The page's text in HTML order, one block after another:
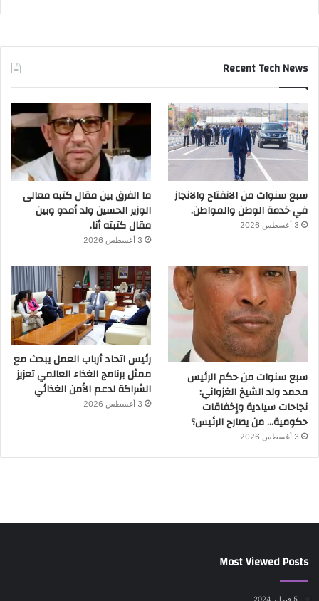
Recent Tech News
سبع سنوات من الانفتاح والانجاز
في خدمة الوطن والمواطن.
3 أغسطس 2026
ما الفرق بين مقال كتبه معالى
الوزير الحسين ولد أمدو وبين
مقال كتبته أنا.
3 أغسطس 2026
سبع سنوات من حكم الرئيس
محمد ولد الشيخ الغزواني:
نجاحات سيادية وإخفاقات
حكومية… من يصارح الرئيس؟
3 أغسطس 2026
رئيس اتحاد أرباب العمل يبحث مع
ممثل برنامج الغذاء العالمي تعزيز
الشراكة لدعم الأمن الغذائي
3 أغسطس 2026
Most Viewed Posts
5 فبراير 2024